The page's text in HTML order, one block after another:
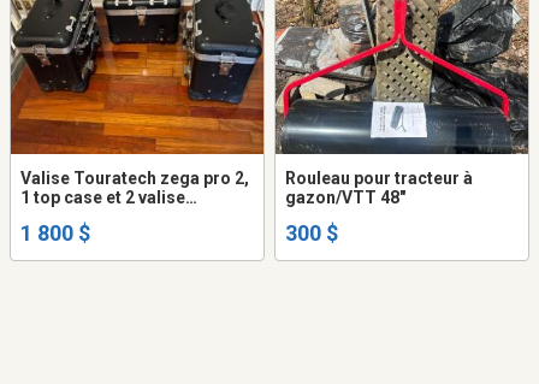
Valise Touratech zega pro 2,
1 top case et 2 valise
serrure
1 800 $
Rouleau pour tracteur à
gazon/VTT 48"
300 $